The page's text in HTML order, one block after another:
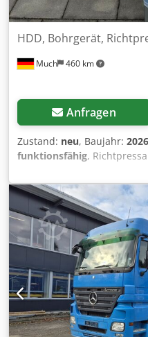
Much 460 km
HDD, Bohrgerät,
Anfragen
Zustand: neu, Baujahr: 2026
funktionsfähig,
24/30t Dedpfx Aeuy N H
Gestänge Aufweiter 80/
Preis: 27.000,00€ netto
Bentoniteinsatz, keine